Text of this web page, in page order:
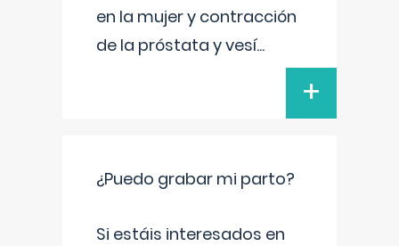
en la mujer y contracción
de la próstata y vesí...
+
¿Puedo grabar mi parto?
Si estáis interesados en